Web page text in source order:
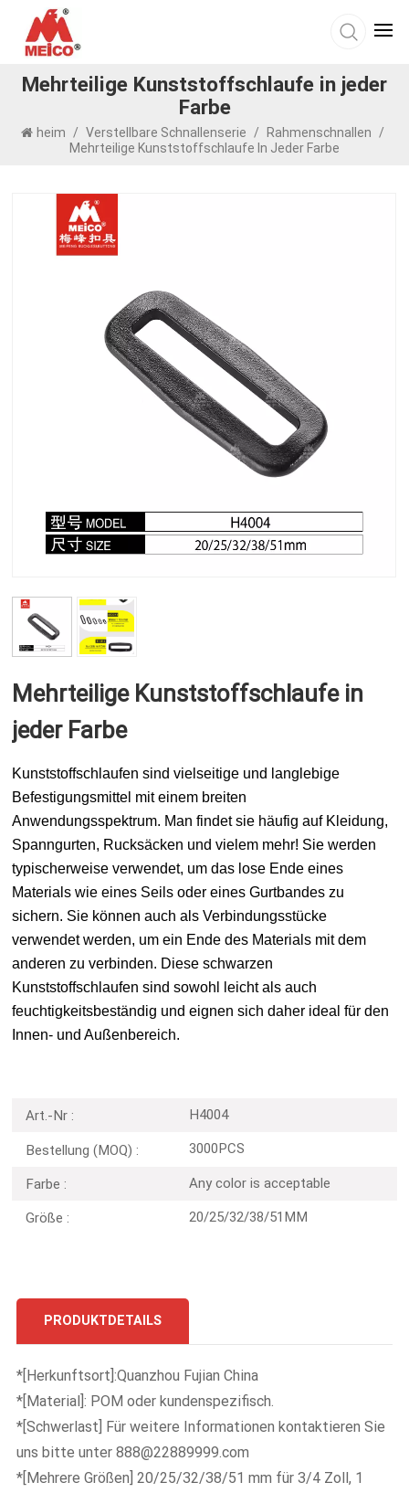
Mehrteilige Kunststoffschlaufe in jeder
Farbe
heim / Verstellbare Schnallenserie / Rahmenschnallen
/
Mehrteilige Kunststoffschlaufe In Jeder Farbe
Mehrteilige Kunststoffschlaufe in
jeder Farbe
Kunststoffschlaufen sind vielseitige und langlebige
Befestigungsmittel mit einem breiten
Anwendungsspektrum. Man findet sie häufig auf Kleidung,
Spanngurten, Rucksäcken und vielem mehr! Sie werden
typischerweise verwendet, um das lose Ende eines
Materials wie eines Seils oder eines Gurtbandes zu
sichern. Sie können auch als Verbindungsstücke
verwendet werden, um ein Ende des Materials mit dem
anderen zu verbinden. Diese schwarzen
Kunststoffschlaufen sind sowohl leicht als auch
feuchtigkeitsbeständig und eignen sich daher ideal für den
Innen- und Außenbereich.
Art.-Nr : H4004
Bestellung (MOQ) : 3000PCS
Farbe : Any color is acceptable
Größe : 20/25/32/38/51MM
PRODUKTDETAILS
*[Herkunftsort]:Quanzhou Fujian China
*[Material]: POM oder kundenspezifisch.
*[Schwerlast] Für weitere Informationen kontaktieren Sie
uns bitte unter 888@22889999.com
*[Mehrere Größen] 20/25/32/38/51 mm für 3/4 Zoll, 1